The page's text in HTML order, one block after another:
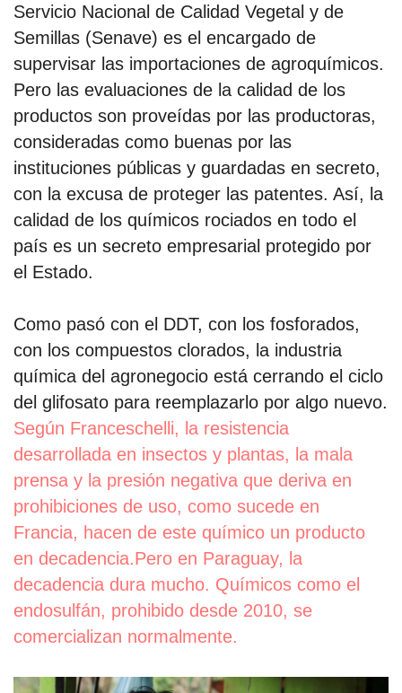
Servicio Nacional de Calidad Vegetal y de
Semillas (Senave) es el encargado de
supervisar las importaciones de agroquímicos.
Pero las evaluaciones de la calidad de los
productos son proveídas por las productoras,
consideradas como buenas por las
instituciones públicas y guardadas en secreto,
con la excusa de proteger las patentes. Así, la
calidad de los químicos rociados en todo el
país es un secreto empresarial protegido por
el Estado.
Como pasó con el DDT, con los fosforados,
con los compuestos clorados, la industria
química del agronegocio está cerrando el ciclo
del glifosato para reemplazarlo por algo nuevo.
Según Franceschelli, la resistencia
desarrollada en insectos y plantas, la mala
prensa y la presión negativa que deriva en
prohibiciones de uso, como sucede en
Francia, hacen de este químico un producto
en decadencia.Pero en Paraguay, la
decadencia dura mucho. Químicos como el
endosulfán, prohibido desde 2010, se
comercializan normalmente.